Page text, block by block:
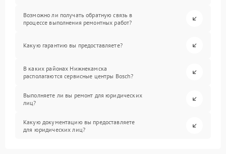
Возможно ли получать обратную связь в
процессе выполнения ремонтных работ?
Какую гарантию вы предоставляете?
В каких районах Нижнекамска
располагаются сервисные центры Bosch?
Выполняете ли вы ремонт для юридических
лиц?
Какую документацию вы предоставляете
для юридических лиц?